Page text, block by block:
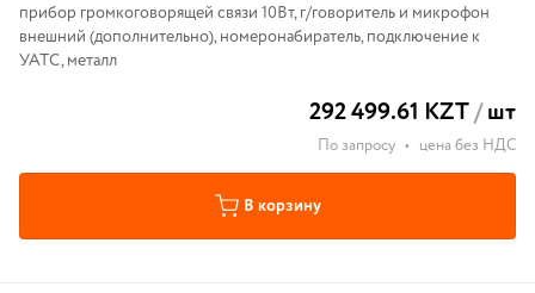
прибор громкоговорящей связи 10Вт, г/говоритель и микрофон
внешний (дополнительно), номеронабиратель, подключение к
УАТС, металл
292 499.61 KZT/шт
По запросу • цена без НДС
В корзину